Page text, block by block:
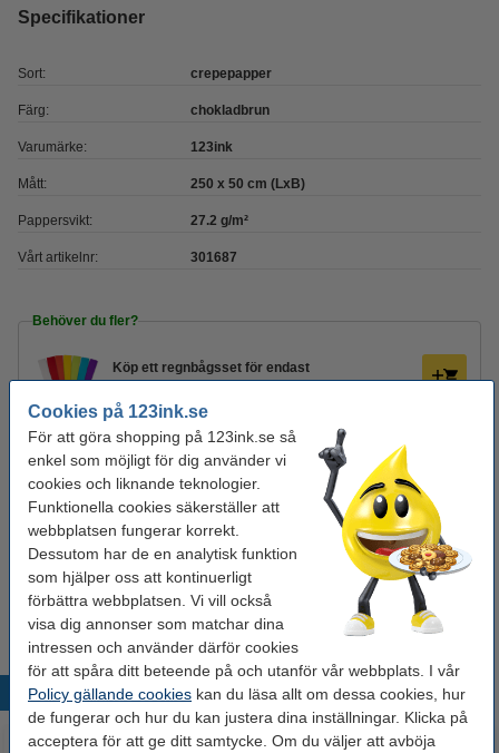
Cookies på 123ink.se
För att göra shopping på 123ink.se så
enkel som möjligt för dig använder vi
cookies och liknande teknologier.
Funktionella cookies säkerställer att
webbplatsen fungerar korrekt.
Dessutom har de en analytisk funktion
som hjälper oss att kontinuerligt
förbättra webbplatsen. Vi vill också
visa dig annonser som matchar dina
intressen och använder därför cookies
för att spåra ditt beteende på och utanför vår webbplats. I vår
Policy gällande cookies kan du läsa allt om dessa cookies, hur
de fungerar och hur du kan justera dina inställningar. Klicka på
acceptera för att ge ditt samtycke. Om du väljer att avböja
Specifikationer
Sort: crepepapper
Färg: chokladbrun
Varumärke: 123ink
Mått: 250 x 50 cm (LxB)
Pappersvikt: 27.2 g/m²
Vårt artikelnr: 301687
Behöver du fler?
Köp ett regnbågsset för endast
125 kr
Glöm inte att beställa!
Sax 195mm | 123ink
49 kr
Hobbylim 90g | Tesa
Populära produkter